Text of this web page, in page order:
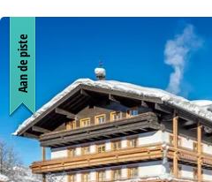
Aan de piste